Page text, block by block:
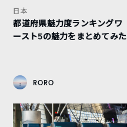
日本
都道府県魅力度ランキングワ
ースト5の魅力をまとめてみた
RORO